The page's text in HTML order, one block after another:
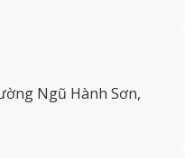
Ngũ Hành Sơn,